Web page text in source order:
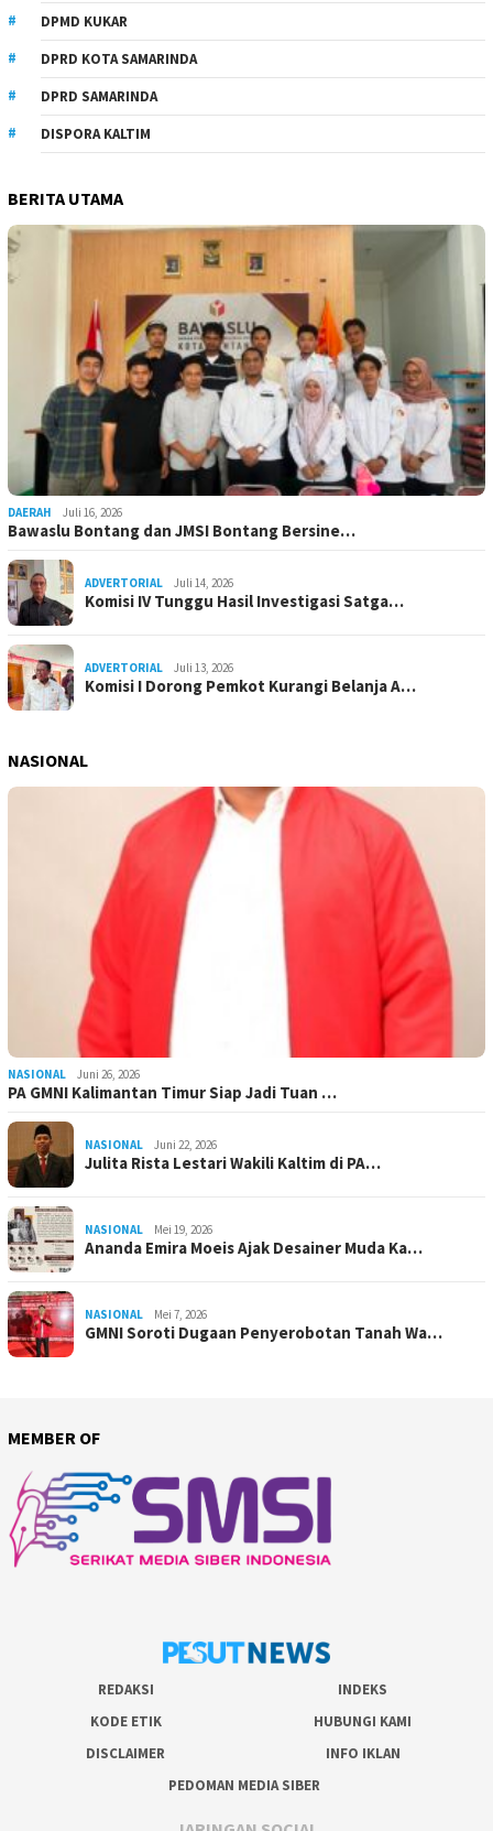
DPMD KUKAR
DPRD KOTA SAMARINDA
DPRD SAMARINDA
DISPORA KALTIM
BERITA UTAMA
DAERAH Juli 16, 2026
Bawaslu Bontang dan JMSI Bontang Bersine…
ADVERTORIAL Juli 14, 2026
Komisi IV Tunggu Hasil Investigasi Satga…
ADVERTORIAL Juli 13, 2026
Komisi I Dorong Pemkot Kurangi Belanja A…
NASIONAL
NASIONAL Juni 26, 2026
PA GMNI Kalimantan Timur Siap Jadi Tuan …
NASIONAL Juni 22, 2026
Julita Rista Lestari Wakili Kaltim di PA…
NASIONAL Mei 19, 2026
Ananda Emira Moeis Ajak Desainer Muda Ka…
NASIONAL Mei 7, 2026
GMNI Soroti Dugaan Penyerobotan Tanah Wa…
MEMBER OF
REDAKSI
INDEKS
KODE ETIK
HUBUNGI KAMI
DISCLAIMER
INFO IKLAN
PEDOMAN MEDIA SIBER